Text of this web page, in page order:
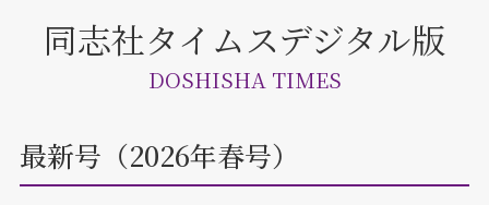
同志社タイムスデジタル版
DOSHISHA TIMES
最新号（2026年春号）